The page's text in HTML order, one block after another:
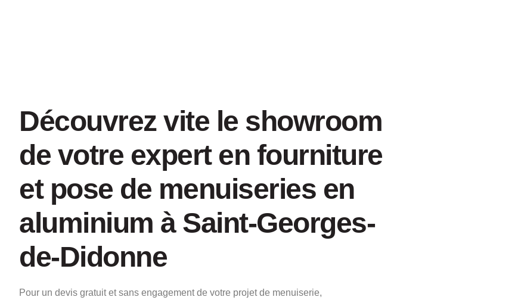
Découvrez vite le showroom
de votre expert en fourniture
et pose de menuiseries en
aluminium à Saint-Georges-
de-Didonne
Pour un devis gratuit et sans engagement de votre projet de menuiserie,